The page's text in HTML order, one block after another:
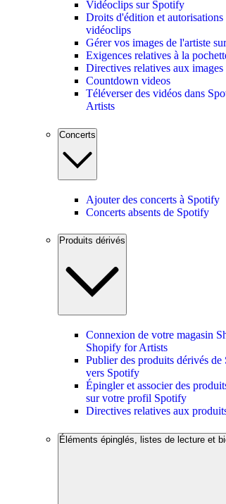
Vidéoclips sur Spotify
Droits d'édition et autorisations
vidéoclips
Gérer vos images de l'artiste
Exigences relatives à la
Directives relatives aux images
Countdown videos
Téléverser des vidéos dans
Artists
Concerts
Ajouter des concerts à Spotify
Concerts absents de Spotify
Produits dérivés
Connexion de votre magasin
Shopify for Artists
Publier des produits dérivés
vers Spotify
Épingler et associer des
sur votre profil Spotify
Directives relatives aux
Éléments épinglés, listes de lecture et